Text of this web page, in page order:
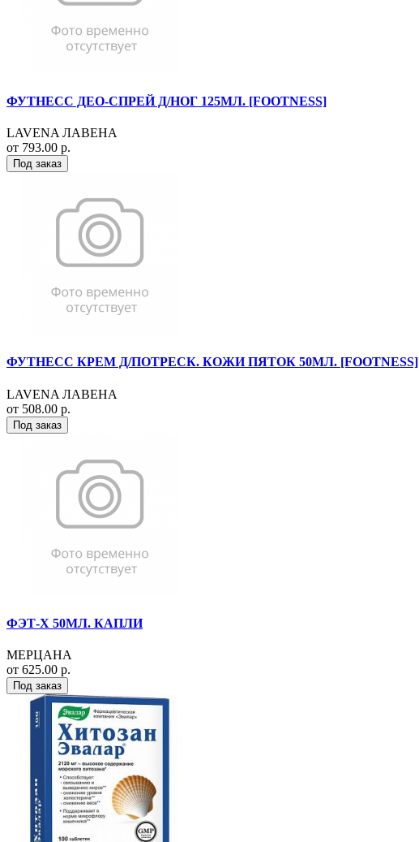
ФУТНЕСС ДЕО-СПРЕЙ Д/НОГ 125МЛ. [FOOTNESS]
LAVENA ЛАВЕНА
от 793.00 р.
Под заказ
ФУТНЕСС КРЕМ Д/ПОТРЕСК. КОЖИ ПЯТОК 50МЛ. [FOOTNESS]
LAVENA ЛАВЕНА
от 508.00 р.
Под заказ
ФЭТ-Х 50МЛ. КАПЛИ
МЕРЦАНА
от 625.00 р.
Под заказ